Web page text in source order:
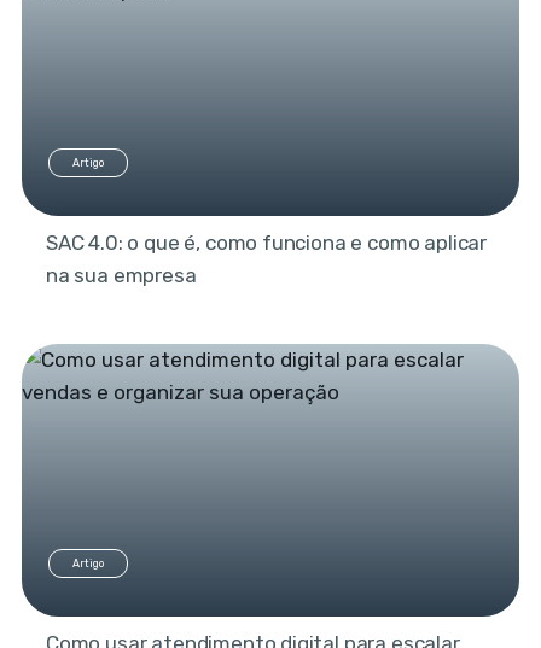
Artigo
SAC 4.0: o que é, como funciona e como aplicar
na sua empresa
Artigo